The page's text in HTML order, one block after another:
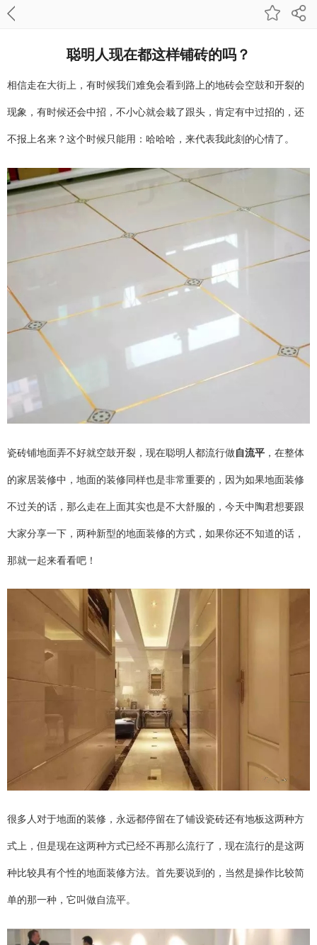
聪明人现在都这样铺砖的吗？
相信走在大街上，有时候我们难免会看到路上的地砖会空鼓和开裂的
现象，有时候还会中招，不小心就会栽了跟头，肯定有中过招的，还
不报上名来？这个时候只能用：哈哈哈，来代表我此刻的心情了。
瓷砖铺地面弄不好就空鼓开裂，现在聪明人都流行做自流平 ，在整体
的家居装修中，地面的装修同样也是非常重要的，因为如果地面装修
不过关的话，那么走在上面其实也是不大舒服的，今天中陶君想要跟
大家分享一下，两种新型的地面装修的方式，如果你还不知道的话，
那就一起来看看吧！
很多人对于地面的装修，永远都停留在了铺设瓷砖还有地板这两种方
式上，但是现在这两种方式已经不再那么流行了，现在流行的是这两
种比较具有个性的地面装修方法。首先要说到的，当然是操作比较简
单的那一种，它叫做自流平。